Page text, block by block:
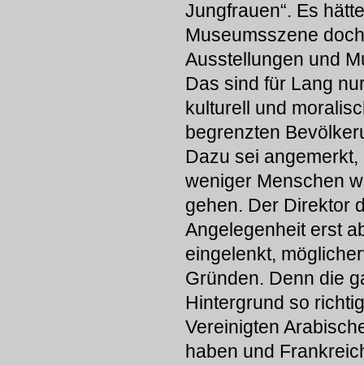
Jungfrauen“. Es
Museumsszene
Ausstellungen und
Das sind für Lang
kulturell und
begrenzten
Dazu sei
weniger Menschen
gehen. Der Direktor
Angelegenheit erst
eingelenkt,
Gründen. Denn die
Hintergrund so
Vereinigten
haben und